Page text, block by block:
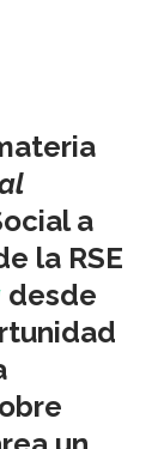
a
la RSE
desde